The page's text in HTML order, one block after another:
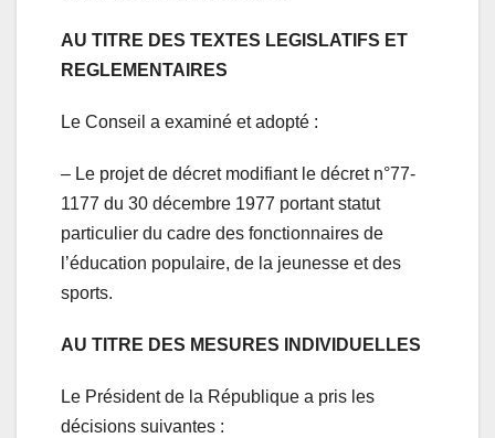
AU TITRE DES TEXTES LEGISLATIFS ET
REGLEMENTAIRES
Le Conseil a examiné et adopté :
– Le projet de décret modifiant le décret n°77-
1177 du 30 décembre 1977 portant statut
particulier du cadre des fonctionnaires de
l’éducation populaire, de la jeunesse et des
sports.
AU TITRE DES MESURES INDIVIDUELLES
Le Président de la République a pris les
décisions suivantes :